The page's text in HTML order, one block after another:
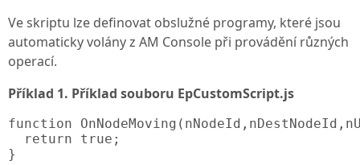
Ve skriptu lze definovat obslužné programy, které jsou
automaticky volány z AM Console při provádění různých
operací.
Příklad 1. Příklad souboru EpCustomScript.js
function
  return true;
}